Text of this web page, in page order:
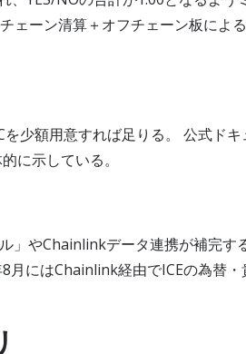
ェーン清算＋オフチェーン板によ
少額用意すれば足りる。 公式ド
に示している。
」やChainlinkデータ連携が補完す
月にはChainlink経由でICEの為替